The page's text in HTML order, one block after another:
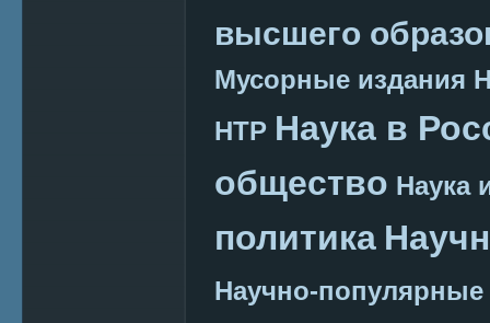
высшего
Мусорные издания
НТР Наука в
общество Наука
политика
Научно-